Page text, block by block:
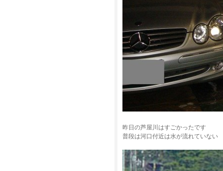
昨日の芦屋川はすごかったです
普段は河口付近は水が流れていない